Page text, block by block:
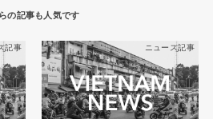
記事 ニュース記事